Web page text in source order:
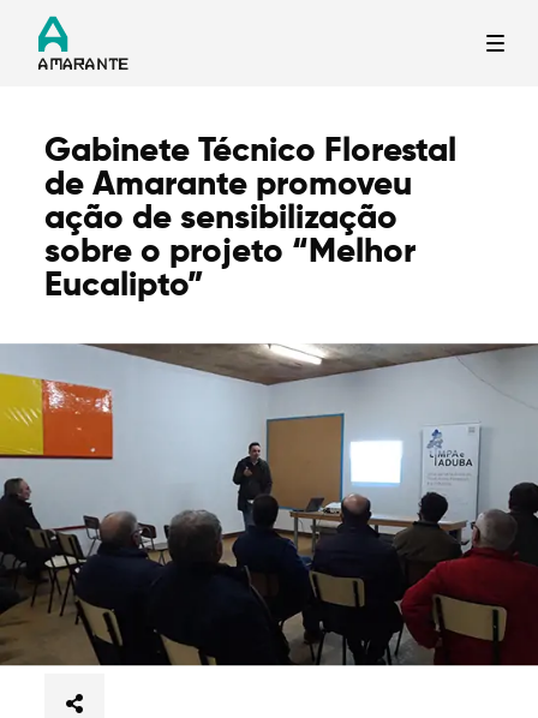
Termo de Pesquisa
Gabinete Técnico Florestal
de Amarante promoveu
ação de sensibilização
sobre o projeto “Melhor
Eucalipto”